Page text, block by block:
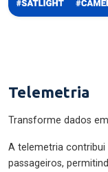
Telemetria
Transforme dados
A telemetria
passageiros,